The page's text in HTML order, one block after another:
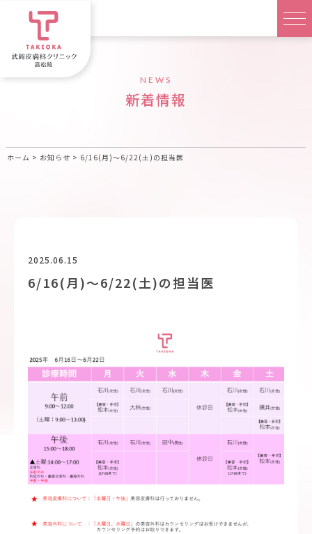
NEWS
新着情報
ホーム > お知らせ > 6/16(月)〜6/22(土)の担当医
2025.06.15
6/16(月)〜6/22(土)の担当医